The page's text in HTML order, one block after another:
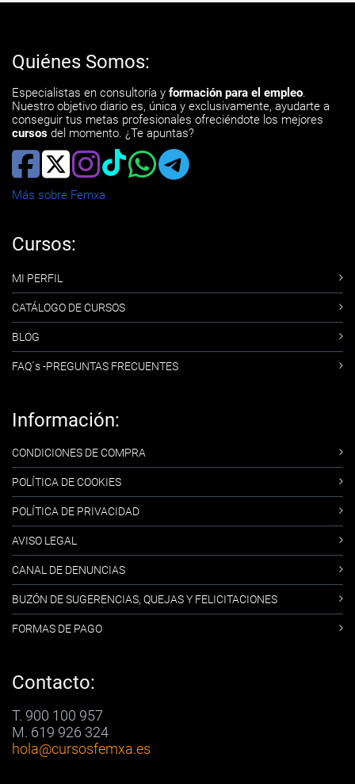
Quiénes Somos:
Especialistas en consultoría y formación para el empleo.
Nuestro objetivo diario es, única y exclusivamente, ayudarte a
conseguir tus metas profesionales ofreciéndote los mejores
cursos del momento. ¿Te apuntas?
Más sobre Femxa
Cursos:
MI PERFIL
CATÁLOGO DE CURSOS
BLOG
FAQ´s -PREGUNTAS FRECUENTES
Información:
CONDICIONES DE COMPRA
POLÍTICA DE COOKIES
POLÍTICA DE PRIVACIDAD
AVISO LEGAL
CANAL DE DENUNCIAS
BUZÓN DE SUGERENCIAS, QUEJAS Y FELICITACIONES
FORMAS DE PAGO
Contacto:
T. 900 100 957
M. 619 926 324
hola@cursosfemxa.es